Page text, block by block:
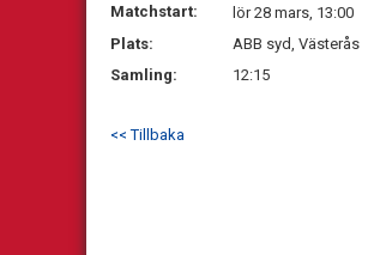
Matchstart:
lör 28 mars, 13:00
Plats:
ABB syd, Västerås
Samling:
12:15
<< Tillbaka